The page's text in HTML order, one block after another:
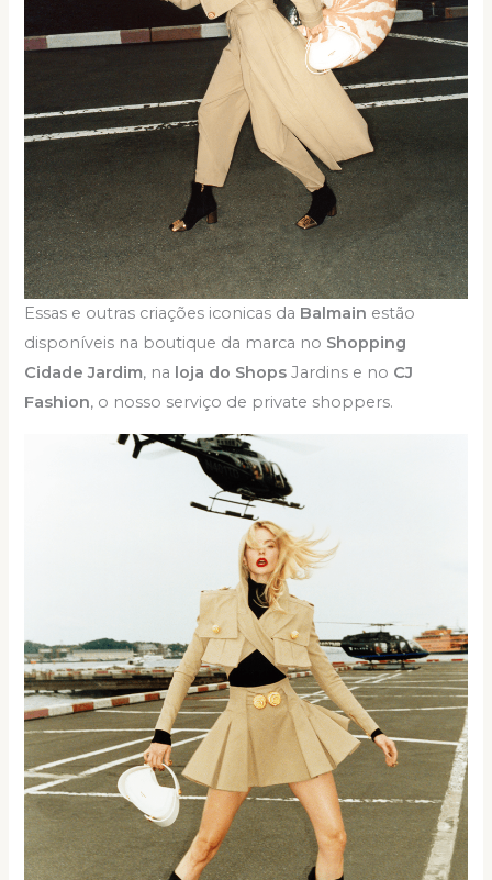
Essas e outras criações iconicas da Balmain estão
disponíveis na boutique da marca no Shopping
Cidade Jardim, na loja do ShopsJardins e no CJ
Fashion, o nosso serviço de private shoppers.